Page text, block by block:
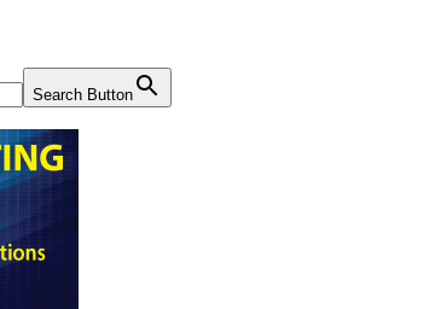
Search Button